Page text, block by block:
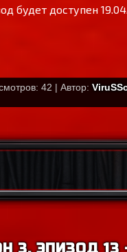
будет доступен
42 | Автор: